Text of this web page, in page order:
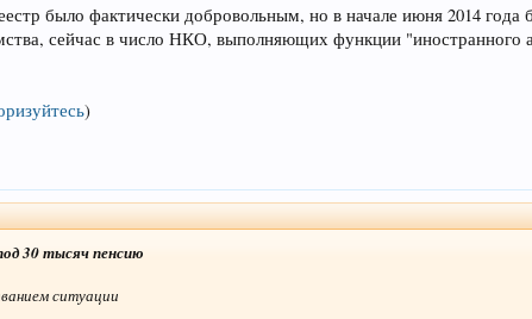
было фактически добровольным, но в начале июня 2014
сейчас в число НКО, выполняющих функции "иностранного
)
30 тысяч пенсию
ситуации